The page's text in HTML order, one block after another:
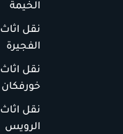
الخيمة
نقل اثاث
الفجيرة
نقل اثاث
خورفكان
نقل اثاث
الرويس